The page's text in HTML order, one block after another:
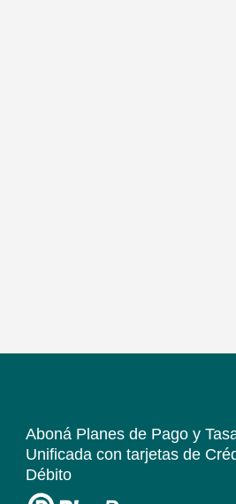
Aboná Planes de Pago y
Unificadacon tarjetas de
Débito